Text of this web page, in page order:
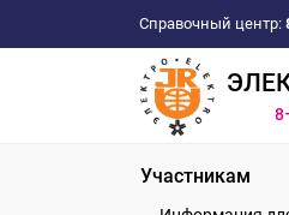
Справочный центр:
Участникам